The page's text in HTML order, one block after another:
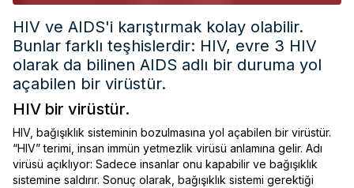
HIV ve AIDS'i karıştırmak kolay olabilir.
Bunlar farklı teşhislerdir: HIV, evre 3 HIV
olarak da bilinen AIDS adlı bir duruma yol
açabilen bir virüstür.
HIV bir virüstür.
HIV, bağışıklık sisteminin bozulmasına yol açabilen bir virüstür.
“HIV” terimi, insan immün yetmezlik virüsü anlamına gelir. Adı
virüsü açıklıyor: Sadece insanlar onu kapabilir ve bağışıklık
sistemine saldırır. Sonuç olarak, bağışıklık sistemi gerektiği